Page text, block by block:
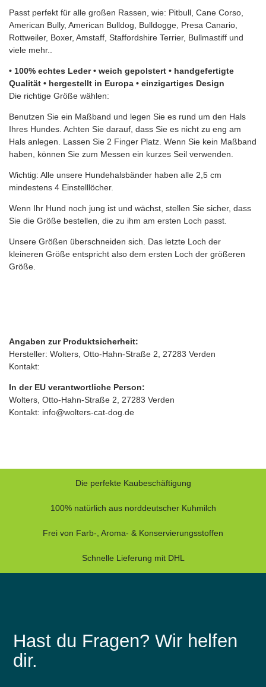
Passt perfekt für alle großen Rassen, wie: Pitbull, Cane Corso,
American Bully, American Bulldog, Bulldogge, Presa Canario,
Rottweiler, Boxer, Amstaff, Staffordshire Terrier, Bullmastiff und
viele mehr..
• 100% echtes Leder • weich gepolstert • handgefertigte
Qualität • hergestellt in Europa • einzigartiges Design
Die richtige Größe wählen:
Benutzen Sie ein Maßband und legen Sie es rund um den Hals
Ihres Hundes. Achten Sie darauf, dass Sie es nicht zu eng am
Hals anlegen. Lassen Sie 2 Finger Platz. Wenn Sie kein Maßband
haben, können Sie zum Messen ein kurzes Seil verwenden.
Wichtig: Alle unsere Hundehalsbänder haben alle 2,5 cm
mindestens 4 Einstelllöcher.
Wenn Ihr Hund noch jung ist und wächst, stellen Sie sicher, dass
Sie die Größe bestellen, die zu ihm am ersten Loch passt.
Unsere Größen überschneiden sich. Das letzte Loch der
kleineren Größe entspricht also dem ersten Loch der größeren
Größe.
Angaben zur Produktsicherheit:
Hersteller: Wolters, Otto‑Hahn‑Straße 2, 27283 Verden
Kontakt:
In der EU verantwortliche Person:
Wolters, Otto‑Hahn‑Straße 2, 27283 Verden
Kontakt: info@wolters-cat-dog.de
Die perfekte Kaubeschäftigung
100% natürlich aus norddeutscher Kuhmilch
Frei von Farb-, Aroma- & Konservierungsstoffen
Schnelle Lieferung mit DHL
Hast du Fragen? Wir helfen
dir.